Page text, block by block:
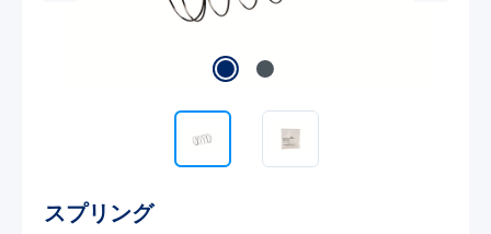
スプリング